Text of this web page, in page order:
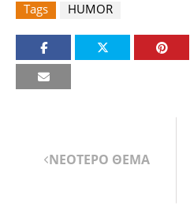
Tags HUMOR
ΝΕΟΤΕΡΟ ΘΕΜΑ